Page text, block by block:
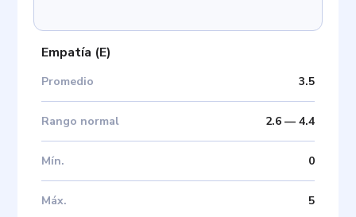
Empatía (E)
Promedio 3.5
Rango normal 2.6— 4.4
Mín. 0
Máx. 5